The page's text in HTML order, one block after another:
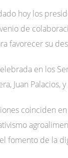
hoy los
de
favorecer su
en los
Juan
coinciden
fomento de la